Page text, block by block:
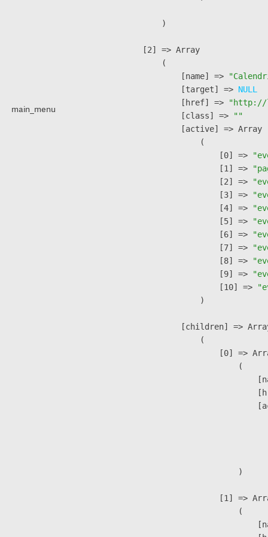
main_menu
        )
    [2] => Array
        (
            [name] =>
            [target] =>
NULL
            [href] =>
"http://
            [class] =>
""
            [active] => Array
                (
                    [0] =>
                    [1] =>
                    [2] =>
                    [3] =>
                    [4] =>
                    [5] =>
                    [6] =>
                    [7] =>
                    [8] =>
                    [9] =>
                    [10] =>
                )
[children] =>
                (
[0] =>
                        (
                        )
[1] =>
                        (